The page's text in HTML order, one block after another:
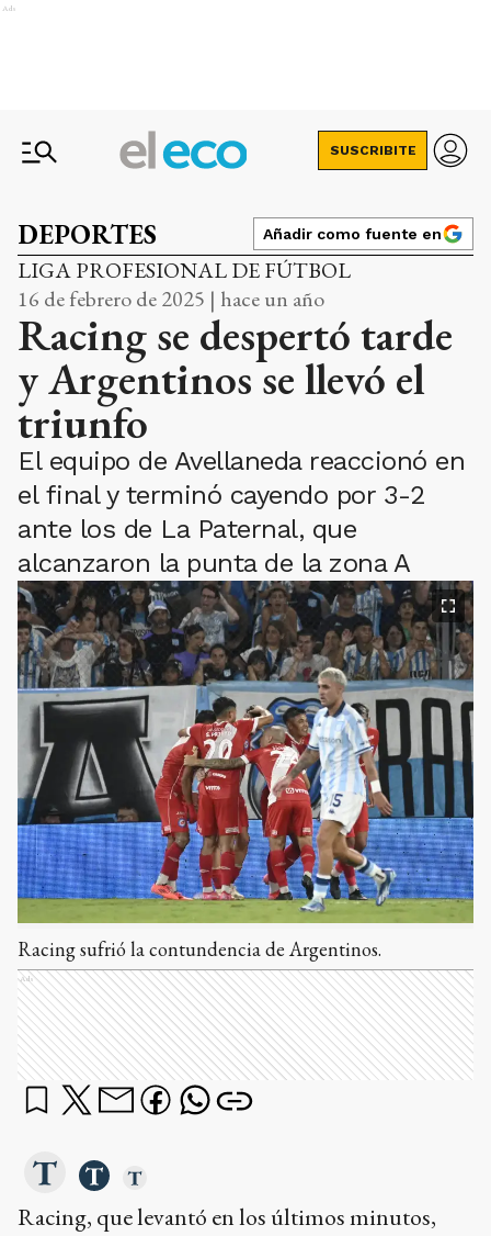
Ads
SUSCRIBITE
DEPORTES Añadir como fuente en
LIGA PROFESIONAL DE FÚTBOL
16 de febrero de 2025 | hace un año
Racing se despertó tarde
y Argentinos se llevó el
triunfo
El equipo de Avellaneda reaccionó en
el final y terminó cayendo por 3-2
ante los de La Paternal, que
alcanzaron la punta de la zona A
Racing sufrió la contundencia de Argentinos.
Ads
Racing, que levantó en los últimos minutos,